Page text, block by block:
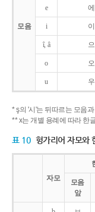
모음
e 에
i 이
î, â 으
o 오
u 우
* ş의 '시'는 뒤따르는 모음
** x는 개별 용례에 따라 한
표 10 헝가리어 자모와
자모
모음
앞